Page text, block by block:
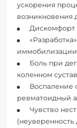
ускорения
возникновения
Дискомфорт
Боль при
коленном
Воспаление
ревматоидный
Чувство